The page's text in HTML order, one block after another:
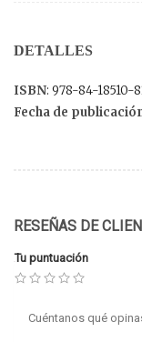
DETALLES
ISBN: 978-84-18510-
Fecha de
RESEÑAS DE
Tu puntuación